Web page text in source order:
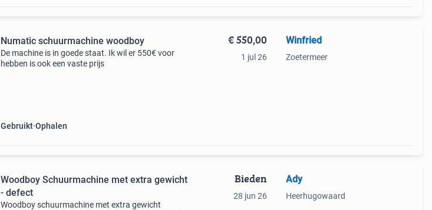
Numatic schuurmachine woodboy
De machine is in goede staat. Ik wil er 550€ voor
hebben is ook een vaste prijs
Gebruikt Ophalen
€ 550,00
1 jul 26
Winfried
Zoetermeer
Woodboy Schuurmachine met extra gewicht
- defect
Woodboy schuurmachine met extra gewicht
Bieden
28 jun 26
Ady
Heerhugowaard